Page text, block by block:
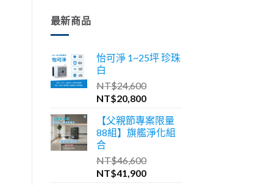
最新商品
怡可淨 1~25坪 珍珠
白
NT$24,600
原
價
格：
NT$24,600。
NT$20,800目
價
格：
【父親節專案限量
88組】旗艦淨化組
合
NT$46,600
原
NT$41,900目